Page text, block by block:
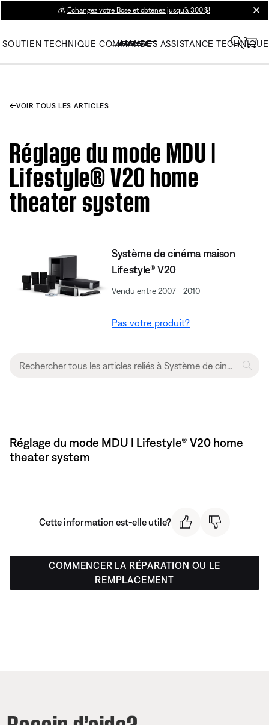
💰 Échangez votre Bose et obtenez jusqu’à 300 $!
SOUTIEN TECHNIQUE COMMANDES ASSISTANCE TECHNIQUE
VOIR TOUS LES ARTICLES
Réglage du mode MDU |
Lifestyle® V20 home
theater system
Système de cinéma maison
Lifestyle® V20
Vendu entre 2007 - 2010
Pas votre produit?
Réglage du mode MDU | Lifestyle® V20 home
theater system
Cette information est-elle utile?
COMMENCER LA RÉPARATION OU LE
REMPLACEMENT